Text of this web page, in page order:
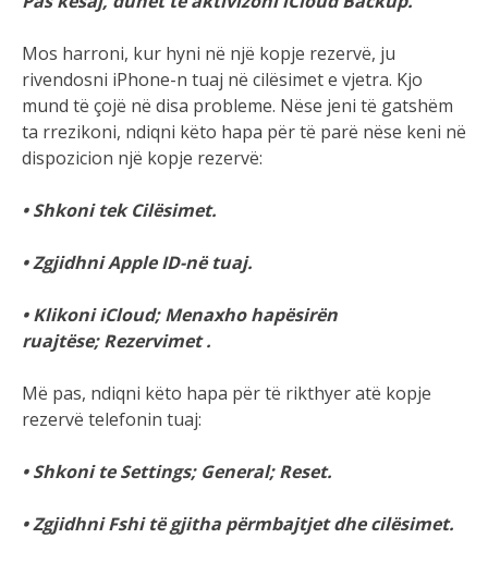
Mos harroni, kur hyni në një kopje rezervë, ju
rivendosni iPhone-n tuaj në cilësimet e vjetra. Kjo
mund të çojë në disa probleme. Nëse jeni të gatshëm
ta rrezikoni, ndiqni këto hapa për të parë nëse keni në
dispozicion një kopje rezervë:
• Shkoni tek Cilësimet.
• Zgjidhni Apple ID-në tuaj.
• Klikoni iCloud; Menaxho hapësirën
ruajtëse; Rezervimet .
Më pas, ndiqni këto hapa për të rikthyer atë kopje
rezervë telefonin tuaj:
• Shkoni te Settings; General; Reset.
• Zgjidhni Fshi të gjitha përmbajtjet dhe cilësimet.